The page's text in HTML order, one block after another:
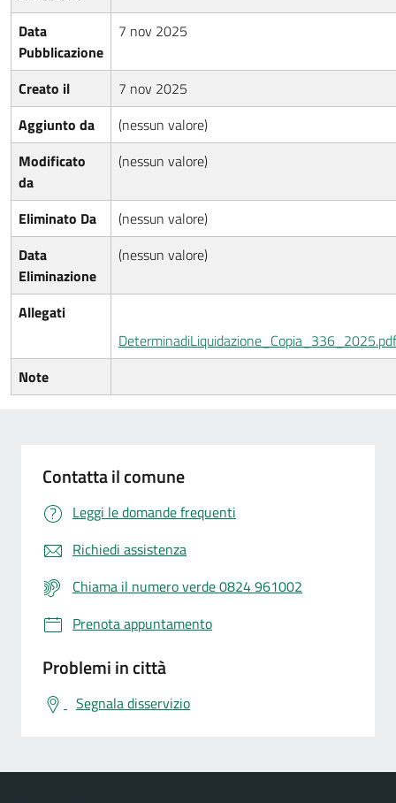
Data
Pubblicazione
7 nov 2025
Creato il
7 nov 2025
Aggiunto da
(nessun valore)
Modificato
da
(nessun valore)
Eliminato Da
(nessun valore)
Data
Eliminazione
(nessun valore)
Allegati
DeterminadiLiquidazione_Copia_336_2025.pdf
Note
Contatta il comune
Leggi le domande frequenti
Richiedi assistenza
Chiama il numero verde 0824 961002
Prenota appuntamento
Problemi in città
Segnala disservizio